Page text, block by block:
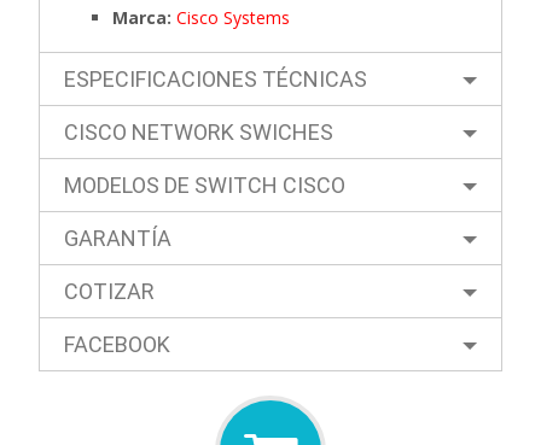
Marca: Cisco Systems
ESPECIFICACIONES TÉCNICAS
CISCO NETWORK SWICHES
MODELOS DE SWITCH CISCO
GARANTÍA
COTIZAR
FACEBOOK